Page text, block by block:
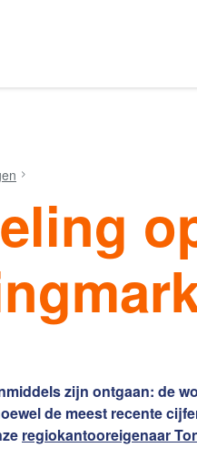
Onze makelaars
Huis kopen
Contact
zijn ontgaan: de
de meest recente
regiokantooreigenaar